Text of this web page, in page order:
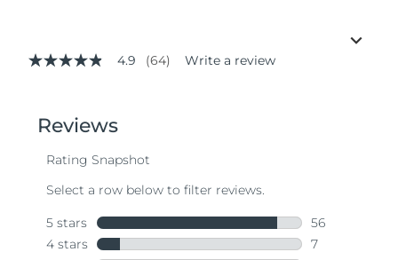
4.9
stars,
average
value.
Same
page
link.
4.9 (64) Write a review